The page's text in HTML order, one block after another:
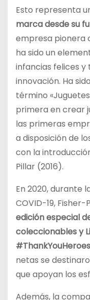
Esto representa
marca desde su
empresa pionera
ha sido un
infancias felices y
innovación. Ha
término
primera en crear
las primeras
a disposición de
con la
Pillar (2016).
En 2020, durante
COVID-19,
edición especial
coleccionables y
#ThankYouHeroes
netas se
que apoyan los
Además, la